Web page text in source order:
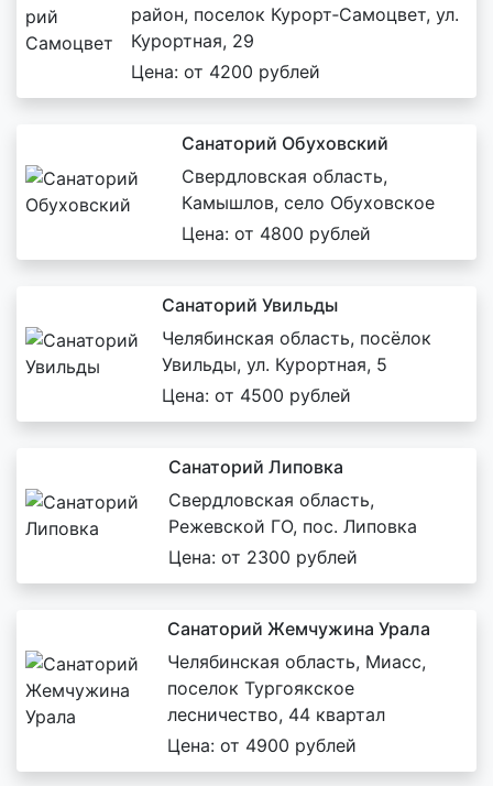
район, поселок Курорт‑Самоцвет, ул.
Курортная, 29
Цена: от 4200 рублей
Санаторий Обуховский
Свердловская область,
Камышлов, село Обуховское
Цена: от 4800 рублей
Санаторий Увильды
Челябинская область, посёлок
Увильды, ул. Курортная, 5
Цена: от 4500 рублей
Санаторий Липовка
Свердловская область,
Режевской ГО, пос. Липовка
Цена: от 2300 рублей
Санаторий Жемчужина Урала
Челябинская область, Миасс,
поселок Тургоякское
лесничество, 44 квартал
Цена: от 4900 рублей